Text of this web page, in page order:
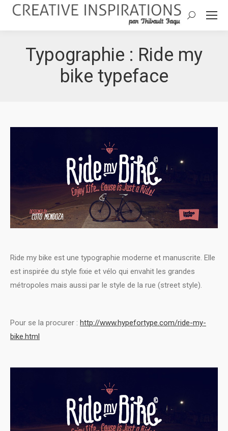
Search:
Typographie : Ride my
bike typeface
Ride my bike est une typographie moderne et manuscrite. Elle
est inspirée du style fixie et vélo qui envahit les grandes
métropoles mais aussi par le style de la rue (street style).
Pour se la procurer : http://www.hypefortype.com/ride-my-
bike.html